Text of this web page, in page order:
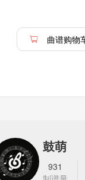
曲谱购物
鼓萌
931